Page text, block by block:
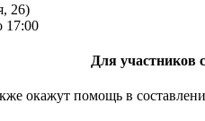
26)
17:00
Для участников
окажут помощь в